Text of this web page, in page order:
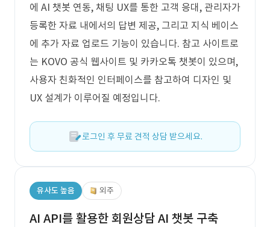
에 AI 챗봇 연동, 채팅 UX를 통한 고객 응대, 관리자가
등록한 자료 내에서의 답변 제공, 그리고 지식 베이스
에 추가 자료 업로드 기능이 있습니다. 참고 사이트로
는 KOVO 공식 웹사이트 및 카카오톡 챗봇이 있으며,
사용자 친화적인 인터페이스를 참고하여 디자인 및
UX 설계가 이루어질 예정입니다.
로그인 후 무료 견적 상담 받으세요.
유사도 높음 외주
AI API를 활용한 회원상담 AI 챗봇 구축